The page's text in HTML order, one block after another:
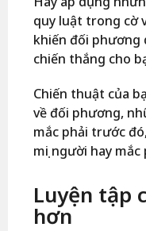
quy luật trong cờ
khiến đối phương
chiến thắng cho
Chiến thuật của
về đối phương,
mắc phải trước
mọi người hay mắc
Luyện tập
hơn